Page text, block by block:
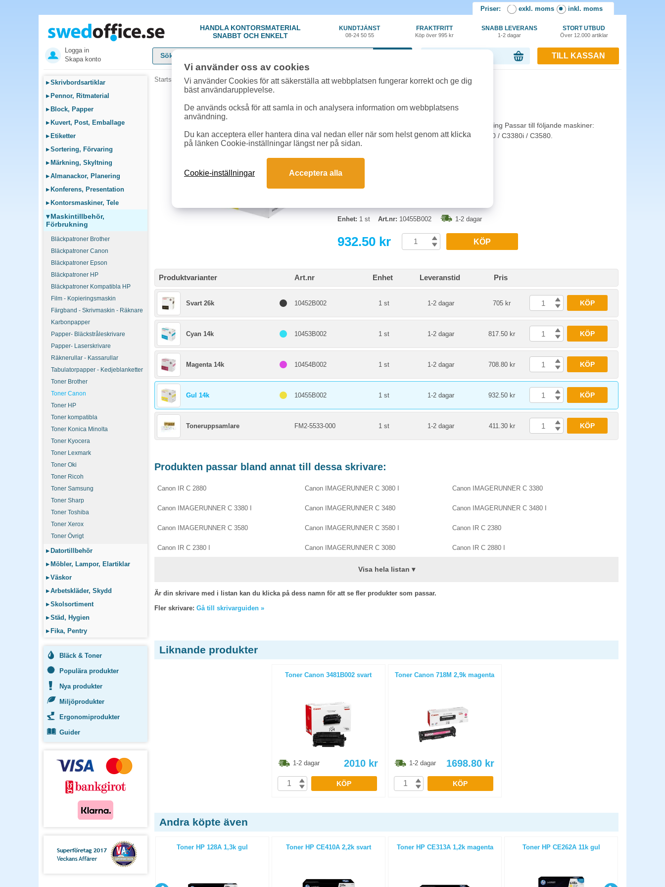
Priser: exkl. moms inkl. moms
HANDLA KONTORSMATERIAL
SNABBT OCH ENKELT
KUNDTJÄNST
08-24 50 55
FRAKTFRITT
Köp över 995 kr
SNABB LEVERANS
1-2 dagar
STORT UTBUD
Över 12.000 artiklar
Logga in
Skapa konto
TILL KASSAN
▸Skrivbordsartiklar
▸ Pennor, Ritmaterial
▸ Block, Papper
▸ Kuvert, Post, Emballage
▸ Etiketter
▸Sortering, Förvaring
▸ Märkning, Skyltning
▸Almanackor, Planering
▸ Konferens, Presentation
▸ Kontorsmaskiner, Tele
▾Maskintillbehör,
Förbrukning
Bläckpatroner Brother
Bläckpatroner Canon
Bläckpatroner Epson
Bläckpatroner HP
Bläckpatroner Kompatibla HP
Film - Kopieringsmaskin
Färgband - Skrivmaskin - Räknare
Karbonpapper
Papper- Bläckstråleskrivare
Papper- Laserskrivare
Räknerullar - Kassarullar
Tabulatorpapper - Kedjeblanketter
Toner Brother
Toner Canon
Toner HP
Toner kompatibla
Toner Konica Minolta
Toner Kyocera
Toner Lexmark
Toner Oki
Toner Ricoh
Toner Samsung
Toner Sharp
Toner Toshiba
Toner Xerox
Toner Övrigt
▸ Datortillbehör
▸ Möbler, Lampor, Elartiklar
▸Väskor
▸Arbetskläder, Skydd
▸Skolsortiment
▸Städ, Hygien
▸ Fika, Pentry
Bläck & Toner
Populära produkter
Nya produkter
Miljöprodukter
Ergonomiprodukter
Guider
Startsida »Maskintillbehör, Förbrukning»Toner Canon» Toner Canon C-EXV21 14k gul
Toner Canon C-EXV21 14k gul
Kapacitet: Räcker till ca 14 000 sidor vid 5% täckning Passar till följande maskiner:
Canon iR C2380 / C2880 / C2880i / C3080 /C3380 / C3380i / C3580.
Enhet: 1 st Art.nr: 10455B002 1-2 dagar
932.50 kr KÖP
Produktvarianter Art.nr Enhet Leveranstid Pris
Svart 26k 10452B002 1 st 1-2 dagar 705 kr KÖP
Cyan 14k 10453B002 1 st 1-2 dagar 817.50 kr KÖP
Magenta 14k 10454B002 1 st 1-2 dagar 708.80 kr KÖP
Gul 14k 10455B002 1 st 1-2 dagar 932.50 kr KÖP
Toneruppsamlare FM2-5533-000 1 st 1-2 dagar 411.30 kr KÖP
Produkten passar bland annat till dessa skrivare:
Canon IR C 2880 Canon IMAGERUNNER C 3080 I Canon IMAGERUNNER C 3380
Canon IMAGERUNNER C 3380 I Canon IMAGERUNNER C 3480 Canon IMAGERUNNER C 3480 I
Canon IMAGERUNNER C 3580 Canon IMAGERUNNER C 3580 I Canon IR C 2380
Canon IR C 2380 I Canon IMAGERUNNER C 3080 Canon IR C 2880 I
Visa hela listan ▾
Är din skrivare med i listan kan du klicka på dess namn för att se fler produkter som passar.
Fler skrivare: Gå till skrivarguiden »
Liknande produkter
Toner Canon 3481B002 svart
1-2 dagar 2010 kr
KÖP
Toner Canon 718M 2,9k magenta
1-2 dagar 1698.80 kr
KÖP
Andra köpte även
Toner HP CE251A 7k cyan Toner HP 128A 1,3k gul Toner HP CE410A 2,2k svart Toner HP CE313A 1,2k magenta Toner HP CE262A 11k gul
Vi använder oss av cookies
Vi använder Cookies för att säkerställa att webbplatsen fungerar korrekt och ge dig
bäst användarupplevelse.
De används också för att samla in och analysera information om webbplatsens
användning.
Du kan acceptera eller hantera dina val nedan eller när som helst genom att klicka
på länken Cookie-inställningar längst ner på sidan.
Cookie-inställningar Acceptera alla